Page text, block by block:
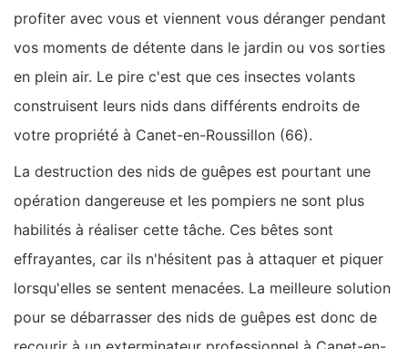
profiter avec vous et viennent vous déranger pendant
vos moments de détente dans le jardin ou vos sorties
en plein air. Le pire c'est que ces insectes volants
construisent leurs nids dans différents endroits de
votre propriété à Canet-en-Roussillon (66).
La destruction des nids de guêpes est pourtant une
opération dangereuse et les pompiers ne sont plus
habilités à réaliser cette tâche. Ces bêtes sont
effrayantes, car ils n'hésitent pas à attaquer et piquer
lorsqu'elles se sentent menacées. La meilleure solution
pour se débarrasser des nids de guêpes est donc de